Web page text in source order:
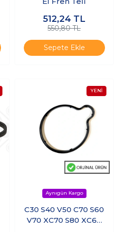
512,24 TL
550,80 TL
Sepete Ekle
C30 S40 V50 C70 S60
V70 XC70 S80 XC60